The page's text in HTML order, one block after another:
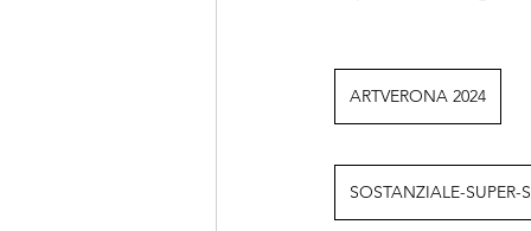
ARTVERONA 2024
SOSTANZIALE-SUPER-